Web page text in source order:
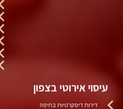
עיסוי אירוטי בצפון
דירות דיסקרטיות בחיפה